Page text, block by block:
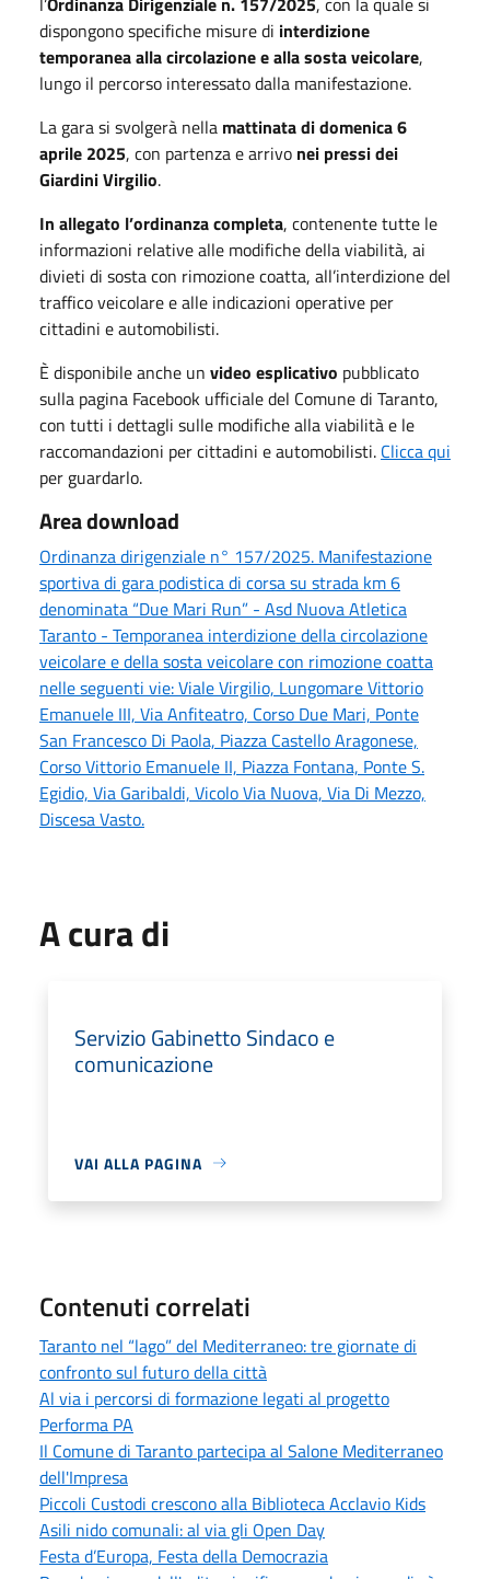
dispongono specifiche misure di interdizione
temporanea alla circolazione e alla sosta veicolare,
lungo il percorso interessato dalla manifestazione.
La gara si svolgerà nella mattinata didomenica 6
aprile 2025, con partenza e arrivo nei pressi dei
Giardini Virgilio.
In allegato l’ordinanza completa, contenente tutte le
informazioni relative alle modifiche della viabilità, ai
divieti di sosta con rimozione coatta, all’interdizione del
traffico veicolare e alle indicazioni operative per
cittadini e automobilisti.
È disponibile anche un video esplicativo pubblicato
sulla pagina Facebook ufficiale del Comune di Taranto,
con tutti i dettagli sulle modifiche alla viabilità e le
raccomandazioni per cittadini e automobilisti. Clicca qui
per guardarlo.
Area download
Ordinanza dirigenziale n° 157/2025. Manifestazione
sportiva di gara podistica di corsa su strada km 6
denominata “Due Mari Run” - Asd Nuova Atletica
Taranto - Temporanea interdizione della circolazione
veicolare e della sosta veicolare con rimozione coatta
nelle seguenti vie: Viale Virgilio, Lungomare Vittorio
Emanuele III, Via Anfiteatro, Corso Due Mari, Ponte
San Francesco Di Paola, Piazza Castello Aragonese,
Corso Vittorio Emanuele II, Piazza Fontana, Ponte S.
Egidio, Via Garibaldi, Vicolo Via Nuova, Via Di Mezzo,
Discesa Vasto.
A cura di
Servizio Gabinetto Sindaco e
comunicazione
VAI ALLA PAGINA
Contenuti correlati
Taranto nel “lago” del Mediterraneo: tre giornate di
confronto sul futuro della città
Al via i percorsi di formazione legati al progetto
Performa PA
Il Comune di Taranto partecipa al Salone Mediterraneo
dell'Impresa
Piccoli Custodi crescono alla Biblioteca Acclavio Kids
Asili nido comunali: al via gli Open Day
Festa d’Europa, Festa della Democrazia